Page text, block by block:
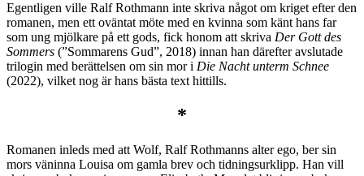
Egentligen ville Ralf Rothmann inte skriva något om kriget efter den
romanen, men ett oväntat möte med en kvinna som känt hans far
som ung mjölkare på ett gods, fick honom att skriva Der Gott des
Sommers (”Sommarens Gud”, 2018) innan han därefter avslutade
trilogin med berättelsen om sin mor i Die Nacht unterm Schnee
(2022), vilket nog är hans bästa text hittills.
*
Romanen inleds med att Wolf, Ralf Rothmanns alter ego, ber sin
mors väninna Louisa om gamla brev och tidningsurklipp. Han vill